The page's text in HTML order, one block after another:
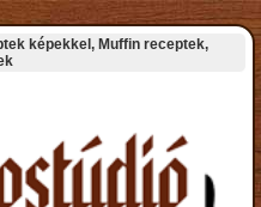
képekkel, Muffin receptek,